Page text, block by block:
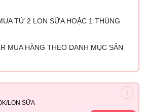
TỪ 2 LON SỮA HOẶC 1 THÙNG
MUA HÀNG THEO DANH MỤC SẢN
LON SỮA